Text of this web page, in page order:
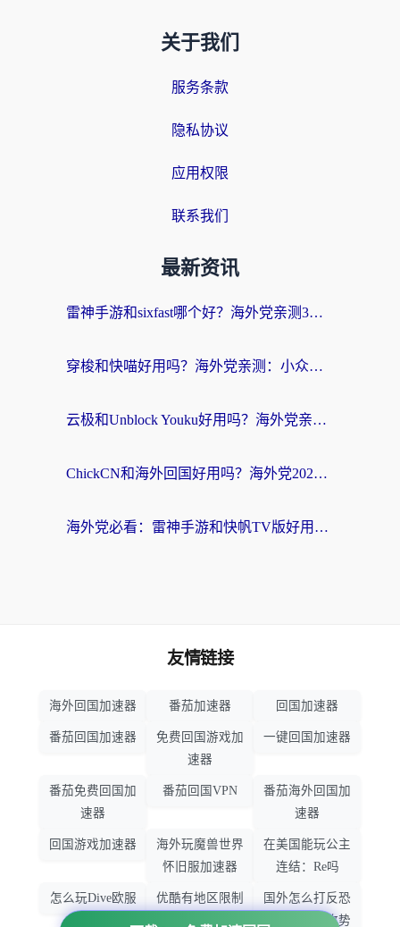
关于我们
服务条款
隐私协议
应用权限
联系我们
最新资讯
雷神手游和sixfast哪个好？海外党亲测3款回国加速器，教你选对不踩坑
穿梭和快喵好用吗？海外党亲测：小众加速器对比+番茄加速器深度体验
云极和Unblock Youku好用吗？海外党亲测+2026回国加速器避坑指南
ChickCN和海外回国好用吗？海外党2026亲测：从手游到影音，选对加速器的3个关键
海外党必看：雷神手游和快帆TV版好用吗？3步选对回国加速器不踩坑
友情链接
海外回国加速器 番茄加速器 回国加速器
番茄回国加速器
免费回国游戏加
速器
一键回国加速器
番茄免费回国加
速器
番茄回国VPN
番茄海外回国加
速器
回国游戏加速器
海外玩魔兽世界
怀旧服加速器
在美国能玩公主
连结：Re吗
怎么玩Dive欧服
优酷有地区限制
吗
国外怎么打反恐
精英：全球攻势